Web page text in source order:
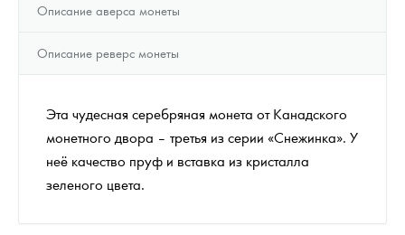
Описание аверса монеты
Описание реверс монеты
Эта чудесная серебряная монета от Канадского
монетного двора – третья из серии «Снежинка». У
неё качество пруф и вставка из кристалла
зеленого цвета.